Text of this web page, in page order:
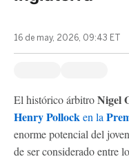
16 de may, 2026, 09:43 ET
El histórico árbitroNigel
Henry Pollocken la
enorme potencial del
de ser considerado entre